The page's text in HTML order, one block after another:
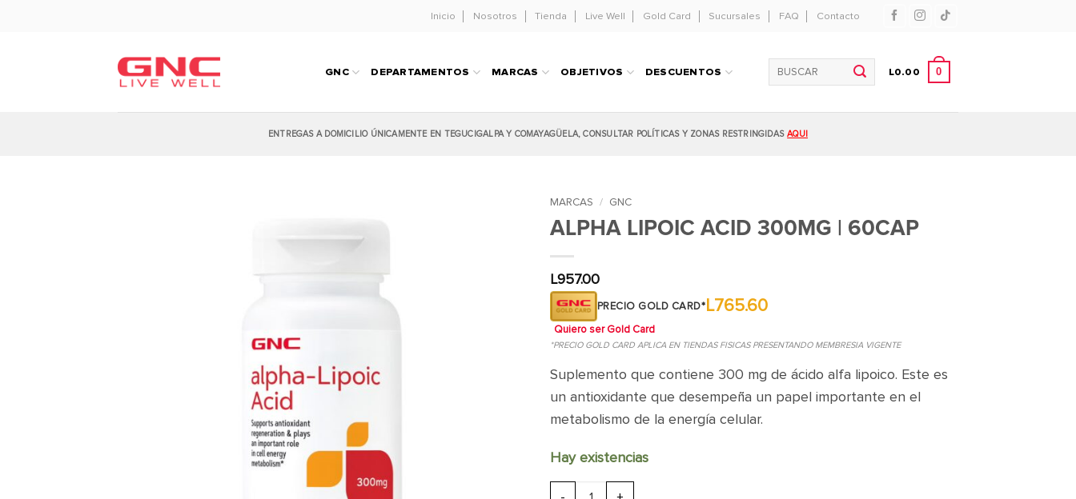
Inicio Nosotros Tienda Live Well Gold Card Sucursales FAQ Contacto
GNC DEPARTAMENTOS MARCAS OBJETIVOS DESCUENTOS
Buscar
L0.00 0
ENTREGAS A DOMICILIO ÚNICAMENTE EN TEGUCIGALPA Y COMAYAGÜELA, CONSULTAR POLÍTICAS Y ZONAS RESTRINGIDAS AQUI
MARCAS / GNC
ALPHA LIPOIC ACID 300MG | 60CAP
L957.00
PRECIO GOLD CARD*L765.60
Quiero ser Gold Card
*PRECIO GOLD CARD APLICA EN TIENDAS FISICAS PRESENTANDO MEMBRESIA VIGENTE
Suplemento que contiene 300 mg de ácido alfa lipoico. Este es
un antioxidante que desempeña un papel importante en el
metabolismo de la energía celular.
Hay existencias
ALPHA LIPOIC ACID 300MG | 60CAP cantidad